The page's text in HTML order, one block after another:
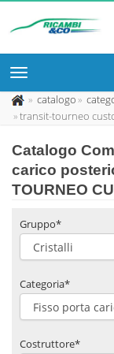
catalogo
transit-tourneo
Catalogo
carico
TOURNEO
Gruppo*
Categoria*
Costruttore*